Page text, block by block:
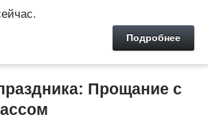
Подробнее
Прощание с